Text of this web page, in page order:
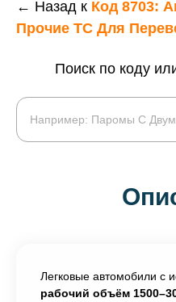
← Назад к Код 8703:
Прочие ТС Для
Поиск по коду
Легковые автомобили с
рабочий объём